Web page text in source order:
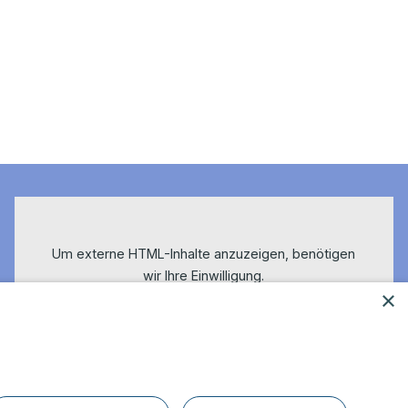
Um externe HTML-Inhalte anzuzeigen, benötigen
wir Ihre Einwilligung.
×